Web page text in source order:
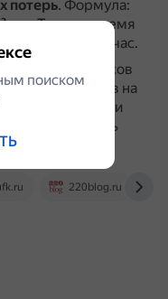
потерь. Формула:
, где Тmax — время
за год, час.
число часов
агрегатов на
периодами
принимать
220blog.ru
поиском